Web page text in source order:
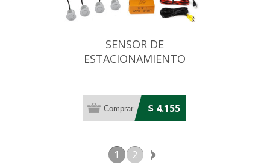
SENSOR DE
ESTACIONAMIENTO
$ 4.155
1 2